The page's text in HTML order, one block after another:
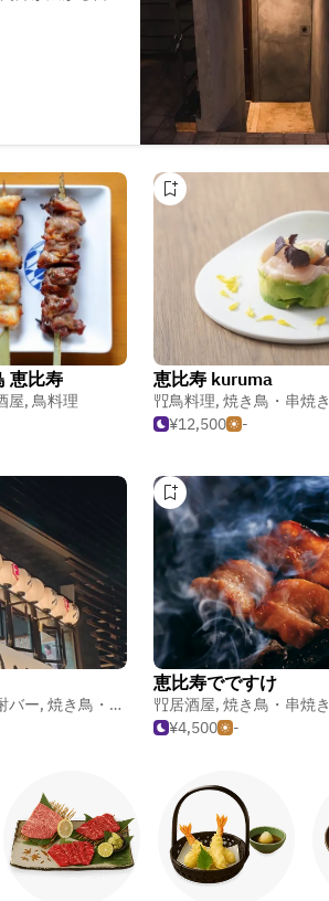
恵比寿
屋, 鳥料理
恵比寿 kuruma
鳥料理, 焼き鳥・串焼き
¥12,500
-
バー, 焼き鳥・串焼き
恵比寿でですけ
居酒屋, 焼き鳥・串焼き
¥4,500
-